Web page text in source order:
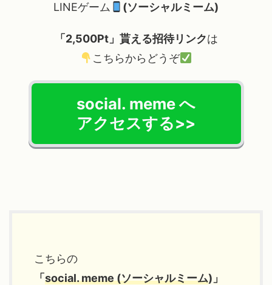
LINEゲーム (ソーシャルミーム)
「2,500Pt」貰える招待リンクは
こちらからどうぞ
social. meme へ
アクセスする>>
こちらの
「 social. meme (ソーシャルミーム)」